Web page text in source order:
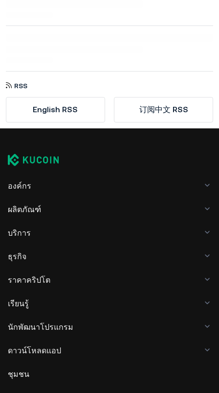
RSS
English RSS 订阅中文 RSS
องค์กร
ผลิตภัณฑ์
บริการ
ธุรกิจ
ราคาคริปโต
เรียนรู้
นักพัฒนาโปรแกรม
ดาวน์โหลดแอป
ชุมชน